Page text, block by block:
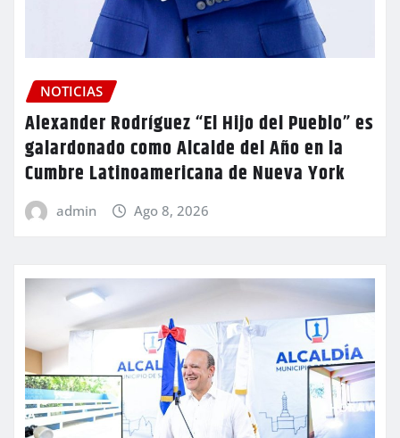
NOTICIAS
Alexander Rodríguez “El Hijo del Pueblo” es
galardonado como Alcalde del Año en la
Cumbre Latinoamericana de Nueva York
admin Ago 8, 2026